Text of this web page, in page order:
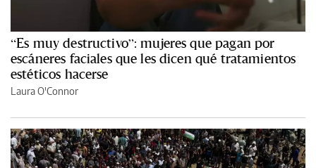
“Es muy destructivo”: mujeres que pagan por
escáneres faciales que les dicen qué tratamientos
estéticos hacerse
Laura O'Connor